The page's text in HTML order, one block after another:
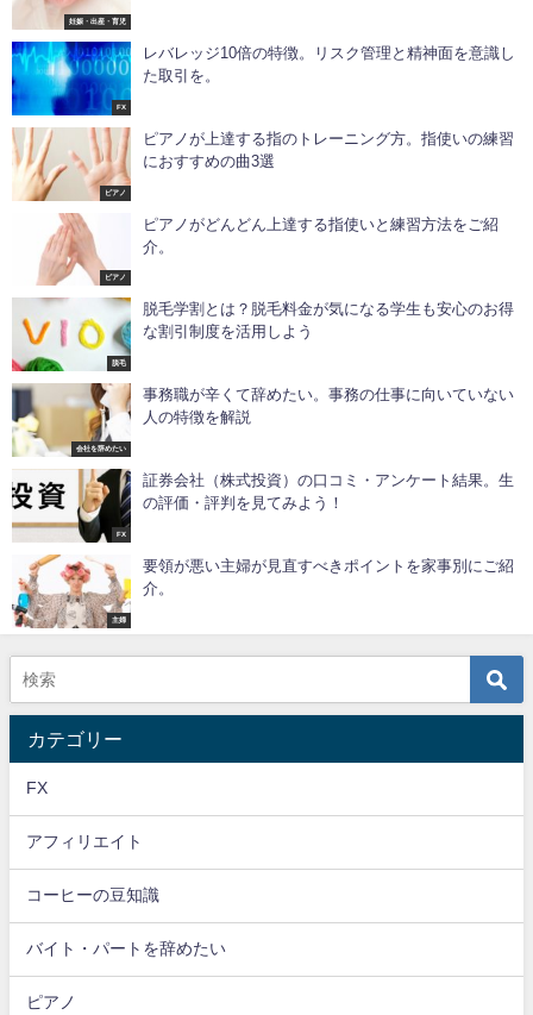
妊娠・出産・育児
FX
レバレッジ10倍の特徴。リスク管理と精神面を意識し
た取引を。
ピアノ
ピアノが上達する指のトレーニング方。指使いの練習
におすすめの曲3選
ピアノ
ピアノがどんどん上達する指使いと練習方法をご紹
介。
脱毛
脱毛学割とは？脱毛料金が気になる学生も安心のお得
な割引制度を活用しよう
会社を辞めたい
事務職が辛くて辞めたい。事務の仕事に向いていない
人の特徴を解説
FX
証券会社（株式投資）の口コミ・アンケート結果。生
の評価・評判を見てみよう！
主婦
要領が悪い主婦が見直すべきポイントを家事別にご紹
介。
カテゴリー
FX
アフィリエイト
コーヒーの豆知識
バイト・パートを辞めたい
ピアノ